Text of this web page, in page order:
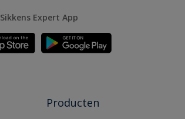
Sikkens Expert App
Producten